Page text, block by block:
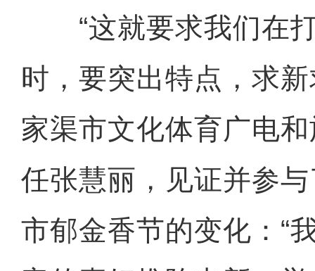
“这就要求我们在打
时，要突出特点，求
家渠市文化体育广电
任张慧丽，见证并参
市郁金香节的变化：“